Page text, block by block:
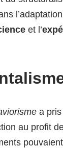
et l’
a
au profit